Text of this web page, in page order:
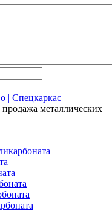
продажа металлических